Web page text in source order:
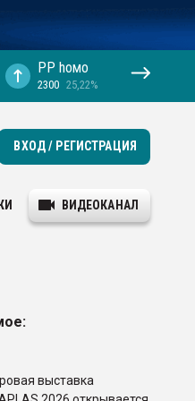
PP hомо
2300 25,22%
ВХОД / РЕГИСТРАЦИЯ
ВИДЕОКАНАЛ
выставка